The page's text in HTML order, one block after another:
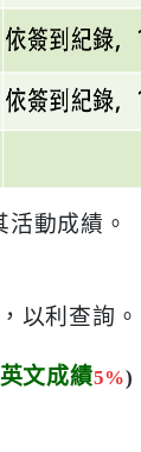
動成績。
以利查詢。
文成績5%)